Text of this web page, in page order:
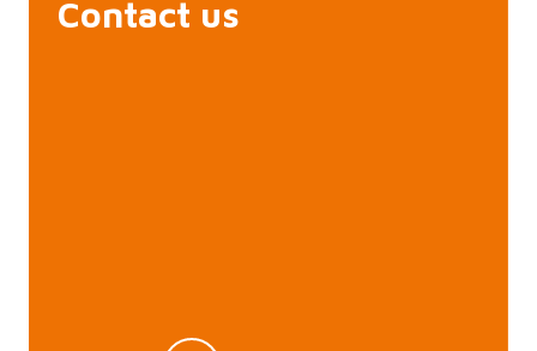
Contact us